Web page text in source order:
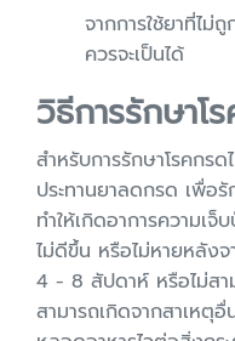
จากการใช้ยาที่ไม่
ควรจะเป็นได้
วิธีการรักษาโ
สำหรับการรักษาโรคกร
ประทานยาลดกรด เพื่อรั
ทำให้เกิดอาการความเ
ไม่ดีขึ้น หรือไม่หายหลัง
4 - 8 สัปดาห์ หรือไม่สา
สามารถเกิดจากสาเหตุอื่